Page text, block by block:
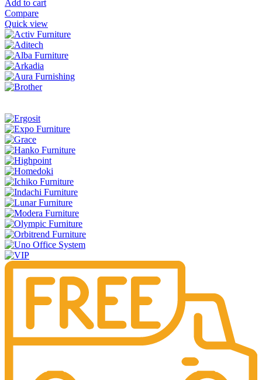
Add to cart
Compare
Quick view